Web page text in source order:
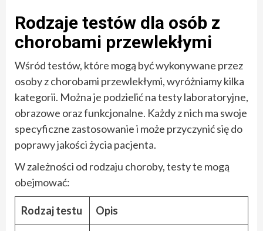
Rodzaje testów dla osób z
chorobami przewlekłymi
Wśród testów, które mogą być wykonywane przez
osoby z chorobami przewlekłymi, wyróżniamy kilka
kategorii. Można je podzielić na testy laboratoryjne,
obrazowe oraz funkcjonalne. Każdy z nich ma swoje
specyficzne zastosowanie i może przyczynić się do
poprawy jakości życia pacjenta.
W zależności od rodzaju choroby, testy te mogą
obejmować:
Rodzaj testu Opis